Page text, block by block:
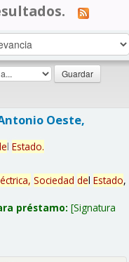
Oeste,
l Estado.
Sociedad del Estado,
préstamo: Signatura